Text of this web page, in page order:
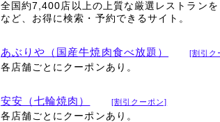
全国約7,400店以上の上質な厳選レストラン
など、お得に検索・予約できるサイト。
あぶりや（国産牛焼肉食べ放題） [割引ク
各店舗ごとにクーポンあり。
安安（七輪焼肉） [割引クーポン]
各店舗ごとにクーポンあり。